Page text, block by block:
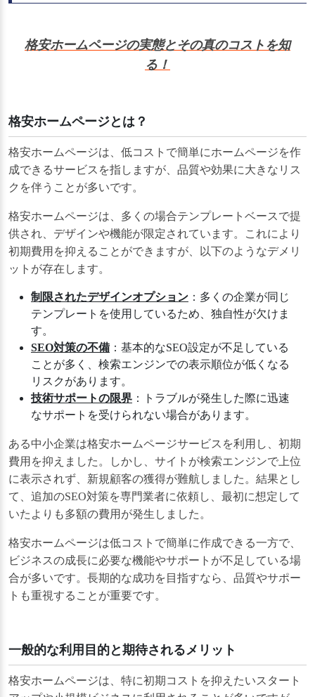
格安ホームページの実態とその真のコストを知
る！
格安ホームページとは？
格安ホームページは、低コストで簡単にホームページを作
成できるサービスを指しますが、品質や効果に大きなリス
クを伴うことが多いです。
格安ホームページは、多くの場合テンプレートベースで提
供され、デザインや機能が限定されています。これにより
初期費用を抑えることができますが、以下のようなデメリ
ットが存在します。
制限されたデザインオプション ：多くの企業が同じ
テンプレートを使用しているため、独自性が欠けま
す。
SEO対策の不備 ：基本的なSEO設定が不足している
ことが多く、検索エンジンでの表示順位が低くなる
リスクがあります。
技術サポートの限界 ：トラブルが発生した際に迅速
なサポートを受けられない場合があります。
ある中小企業は格安ホームページサービスを利用し、初期
費用を抑えました。しかし、サイトが検索エンジンで上位
に表示されず、新規顧客の獲得が難航しました。結果とし
て、追加のSEO対策を専門業者に依頼し、最初に想定して
いたよりも多額の費用が発生しました。
格安ホームページは低コストで簡単に作成できる一方で、
ビジネスの成長に必要な機能やサポートが不足している場
合が多いです。長期的な成功を目指すなら、品質やサポー
トも重視することが重要です。
一般的な利用目的と期待されるメリット
格安ホームページは、特に初期コストを抑えたいスタート